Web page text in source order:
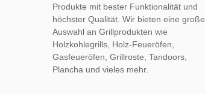
Produkte mit bester Funktionalität und
höchster Qualität. Wir bieten eine große
Auswahl an Grillprodukten wie
Holzkohlegrills, Holz-Feueröfen,
Gasfeueröfen, Grillroste, Tandoors,
Plancha und vieles mehr.